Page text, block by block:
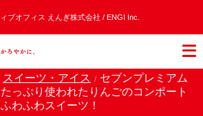
ブオフィス えんぎ株式会社 / ENGI Inc.
スイーツ・アイス / セブンプレミアム
っぷり使われたりんごのコンポート
わふわスイーツ！